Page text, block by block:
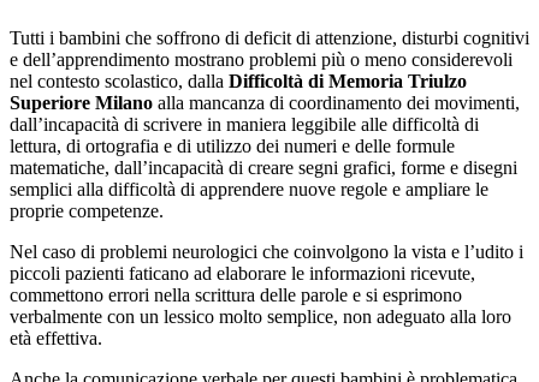
Tutti i bambini che soffrono di deficit di attenzione, disturbi cognitivi
e dell’apprendimento mostrano problemi più o meno considerevoli
nel contesto scolastico, dalla Difficoltà di Memoria Triulzo
Superiore Milano alla mancanza di coordinamento dei movimenti,
dall’incapacità di scrivere in maniera leggibile alle difficoltà di
lettura, di ortografia e di utilizzo dei numeri e delle formule
matematiche, dall’incapacità di creare segni grafici, forme e disegni
semplici alla difficoltà di apprendere nuove regole e ampliare le
proprie competenze.
Nel caso di problemi neurologici che coinvolgono la vista e l’udito i
piccoli pazienti faticano ad elaborare le informazioni ricevute,
commettono errori nella scrittura delle parole e si esprimono
verbalmente con un lessico molto semplice, non adeguato alla loro
età effettiva.